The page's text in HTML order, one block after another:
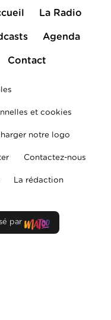
La Radio
Agenda
Contact
et cookies
notre logo
Contactez-nous
La rédaction
par